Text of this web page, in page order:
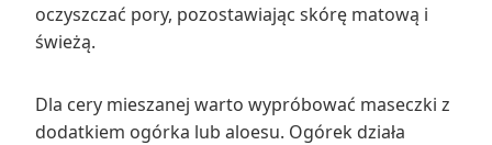
oczyszczać pory, pozostawiając skórę matową i
świeżą.
Dla cery mieszanej warto wypróbować maseczki z
dodatkiem ogórka lub aloesu. Ogórek działa